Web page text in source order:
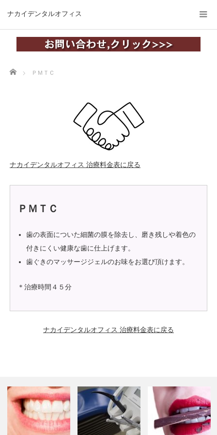
ナカイデンタルオフィス
Home ＰＭＴＣ
ナカイデンタルオフィス 治療料金表に戻る
ＰＭＴＣ
歯の表面についた細菌の膜を除去し、磨き残しや着色の
付きにくい健康な歯に仕上げます。
歯ぐきのマッサージジェルのお味をお選び頂けます。
＊治療時間４５分
ナカイデンタルオフィス 治療料金表に戻る